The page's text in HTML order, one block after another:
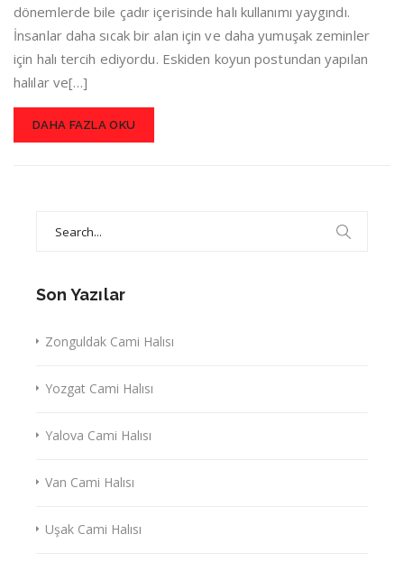
dönemlerde bile çadır içerisinde halı kullanımı yaygındı.
İnsanlar daha sıcak bir alan için ve daha yumuşak zeminler
için halı tercih ediyordu. Eskiden koyun postundan yapılan
halılar ve[…]
DAHA FAZLA OKU
Son Yazılar
Zonguldak Cami Halısı
Yozgat Cami Halısı
Yalova Cami Halısı
Van Cami Halısı
Uşak Cami Halısı